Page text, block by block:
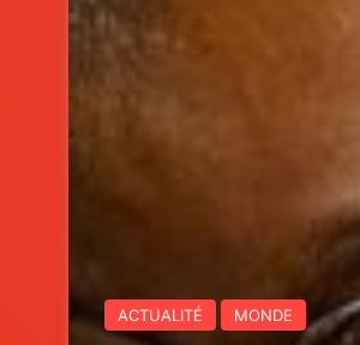
ACTUALITÉ MONDE